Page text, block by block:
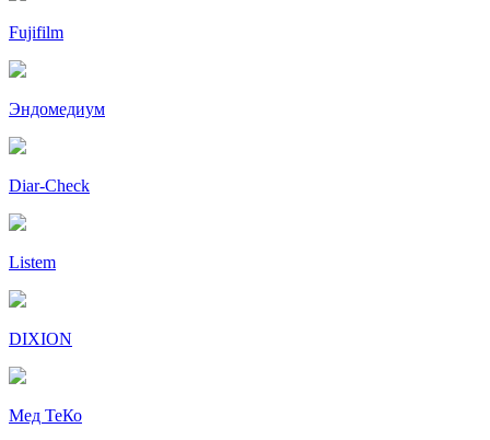
Fujifilm
Эндомедиум
Diar-Cheсk
Listem
DIXION
Мед ТеКо